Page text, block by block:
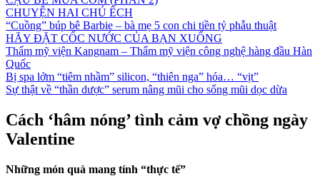
CHUYỆN HAI CHÚ ẾCH
“Cuồng” búp bê Barbie – bà mẹ 5 con chi tiền tỷ phẫu thuật
HÃY ĐẶT CỐC NƯỚC CỦA BẠN XUỐNG
Thẩm mỹ viện Kangnam – Thẩm mỹ viện công nghệ hàng đầu Hàn
Quốc
Bị spa lởm “tiêm nhầm” silicon, “thiên nga” hóa… “vịt”
Sự thật về “thần dược” serum nâng mũi cho sống mũi dọc dừa
Cách ‘hâm nóng’ tình cảm vợ chồng ngày
Valentine
Những món quà mang tính “thực tế”